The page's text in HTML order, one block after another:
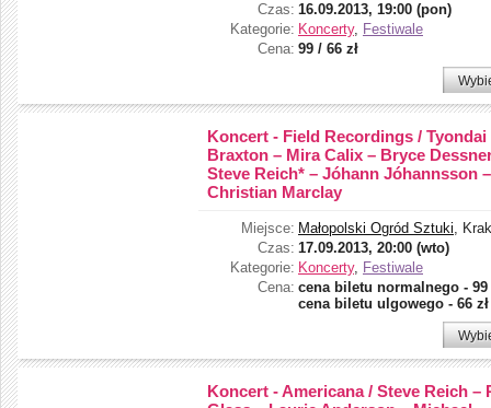
Czas: 16.09.2013, 19:00 (pon)
Kategorie: Koncerty, Festiwale
Cena: 99 / 66 zł
Koncert - Field Recordings / Tyondai
Braxton – Mira Calix – Bryce
Steve Reich* – Jóhann Jóhannsson –
Christian Marclay
Miejsce: Małopolski Ogród Sztuki,
Czas: 17.09.2013, 20:00 (wto)
Kategorie: Koncerty, Festiwale
Cena: cena biletu normalnego - 99
cena biletu ulgowego - 66 zł
Koncert - Americana / Steve Reich –